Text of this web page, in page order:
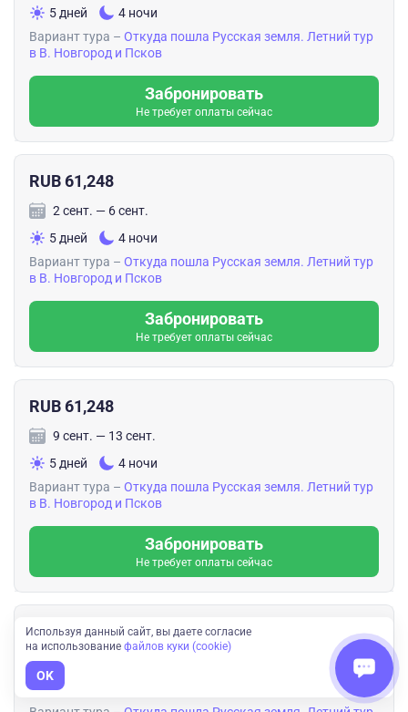
все больше входит в нашу жизнь). 🤝
Понимаю прекрасно, что работа с людьми — это
невероятный труд, но все наши усилия с лихвой
возвращаются, если делать работу с душой и чистым
5 дней
4 ночи
Вариант тура – Откуда пошла Русская земля. Летний тур
в В. Новгород и Псков
Забронировать
Не требует оплаты сейчас
RUB 61,248
2 сент. — 6 сент.
5 дней
4 ночи
Вариант тура – Откуда пошла Русская земля. Летний тур
в В. Новгород и Псков
Забронировать
Не требует оплаты сейчас
RUB 61,248
9 сент. — 13 сент.
5 дней
4 ночи
Вариант тура – Откуда пошла Русская земля. Летний тур
в В. Новгород и Псков
Забронировать
Не требует оплаты сейчас
RUB 61,248
16 сент. — 20 сент.
5 дней
Используя данный сайт, вы даете согласие
на использование файлов куки (cookie)
OK